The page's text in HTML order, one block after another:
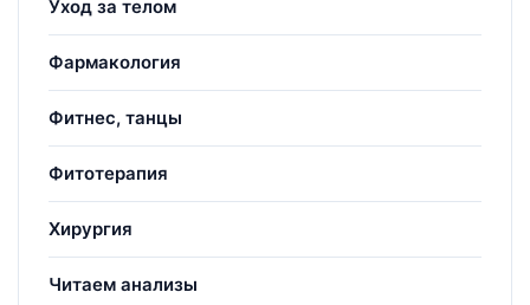
Уход за телом
Фармакология
Фитнес, танцы
Фитотерапия
Хирургия
Читаем анализы